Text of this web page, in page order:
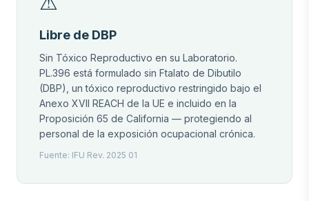
Libre de DBP
Sin Tóxico Reproductivo en su Laboratorio.
PL.396 está formulado sin Ftalato de Dibutilo
(DBP), un tóxico reproductivo restringido bajo el
Anexo XVII REACH de la UE e incluido en la
Proposición 65 de California — protegiendo al
personal de la exposición ocupacional crónica.
Fuente: IFU Rev. 2025 01